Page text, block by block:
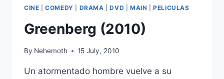
CINE |COMEDY DRAMA |DVD MAIN |PELICULAS
Greenberg (2010)
By Nehemoth 15 July, 2010
Un atormentado hombre vuelve a su